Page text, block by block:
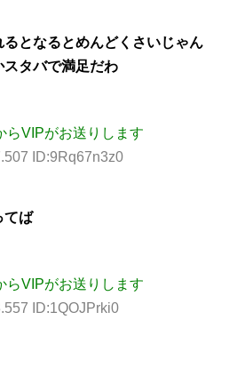
となるとめんどくさいじゃん
タバで満足だわ
らVIPがお送りします
ID:9Rq67n3z0
てば
らVIPがお送りします
ID:1QOJPrki0